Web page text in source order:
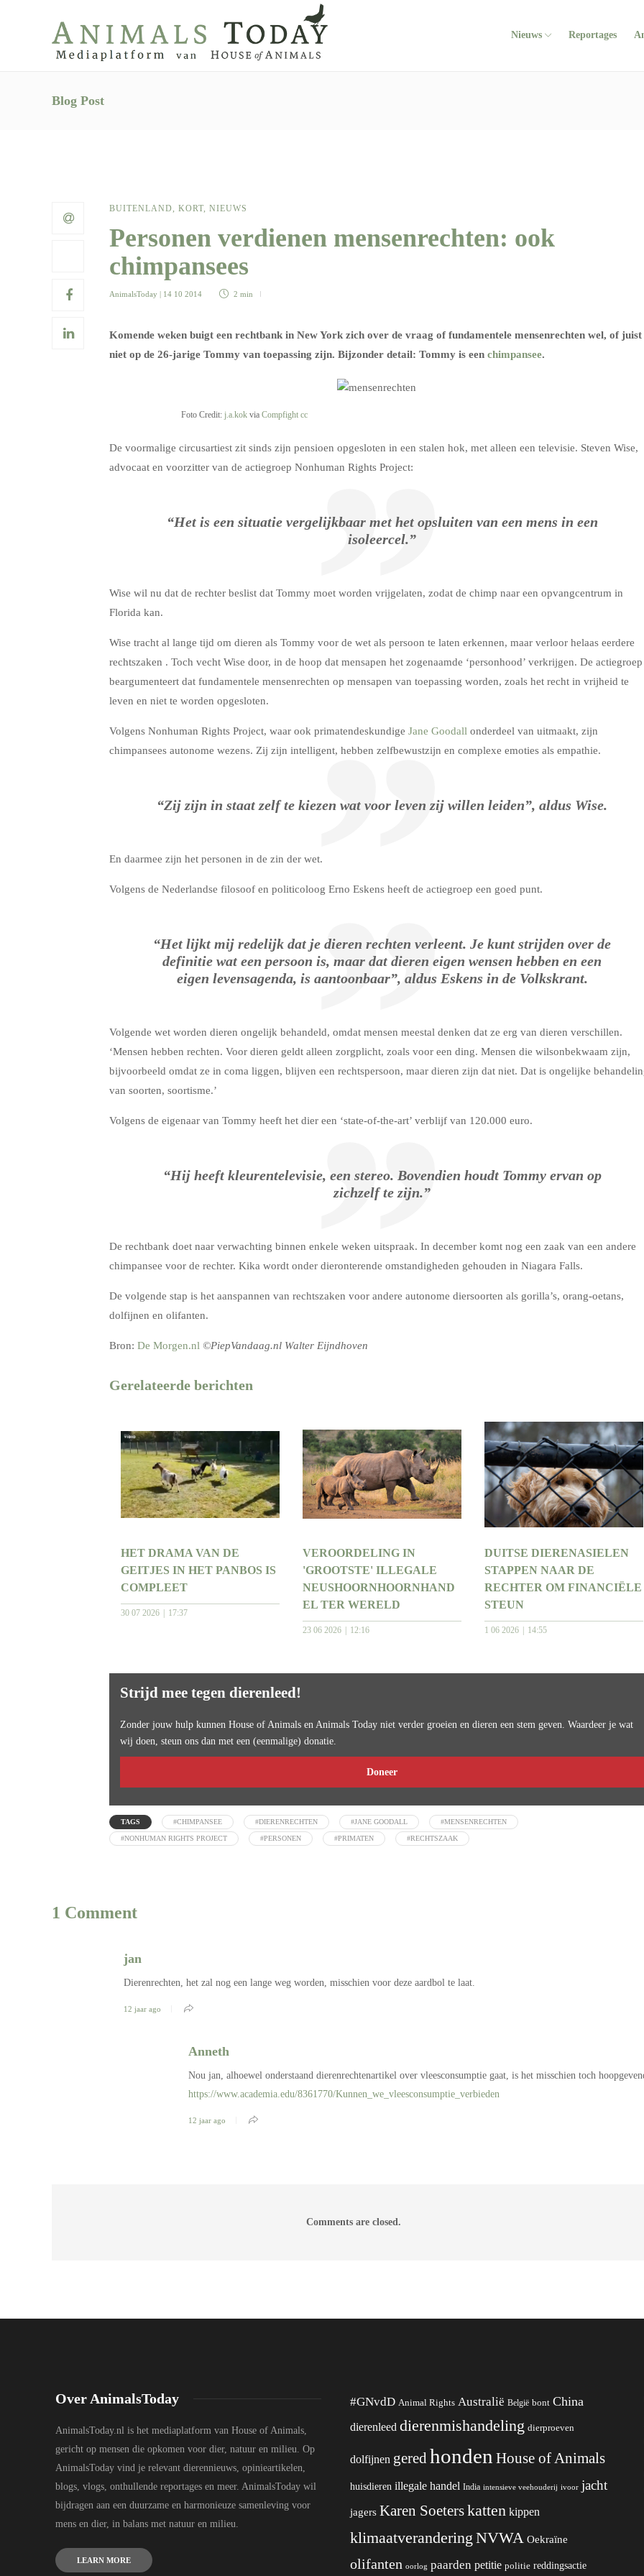
Nieuws Reportages
Blog Post
BUITENLAND, KORT, NIEUWS
Personen verdienen mensenrechten: ook
chimpansees
AnimalsToday | 14 10 2014 2 min
Komende weken buigt een rechtbank in New York zich over de vraag of fundamentele mensenrechten wel, of juist
niet op de 26-jarige Tommy van toepassing zijn. Bijzonder detail: Tommy is een chimpansee.
Foto Credit: j.a.kokvia Compfight cc
De voormalige circusartiest zit sinds zijn pensioen opgesloten in een stalen hok, met alleen een televisie. Steven Wise,
advocaat en voorzitter van de actiegroep Nonhuman Rights Project:
“Het is een situatie vergelijkbaar met het opsluiten van een mens in een
isoleercel.”
Wise wil nu dat de rechter beslist dat Tommy moet worden vrijgelaten, zodat de chimp naar een opvangcentrum in
Florida kan.
Wise tracht al lange tijd om dieren als Tommy voor de wet als persoon te laten erkennen, maar verloor helaas eerdere
rechtszaken . Toch vecht Wise door, in de hoop dat mensapen het zogenaamde ‘personhood’ verkrijgen. De actiegroep
beargumenteert dat fundamentele mensenrechten op mensapen van toepassing worden, zoals het recht in vrijheid te
leven en niet te worden opgesloten.
Volgens Nonhuman Rights Project, waar ook primatendeskundige Jane Goodall onderdeel van uitmaakt, zijn
chimpansees autonome wezens. Zij zijn intelligent, hebben zelfbewustzijn en complexe emoties als empathie.
“Zij zijn in staat zelf te kiezen wat voor leven zij willen leiden”, aldus Wise.
En daarmee zijn het personen in de zin der wet.
Volgens de Nederlandse filosoof en politicoloog Erno Eskens heeft de actiegroep een goed punt.
“Het lijkt mij redelijk dat je dieren rechten verleent. Je kunt strijden over de
definitie wat een persoon is, maar dat dieren eigen wensen hebben en een
eigen levensagenda, is aantoonbaar”, aldus Eskens in de Volkskrant.
Volgende wet worden dieren ongelijk behandeld, omdat mensen meestal denken dat ze erg van dieren verschillen.
‘Mensen hebben rechten. Voor dieren geldt alleen zorgplicht, zoals voor een ding. Mensen die wilsonbekwaam zijn,
bijvoorbeeld omdat ze in coma liggen, blijven een rechtspersoon, maar dieren zijn dat niet. Dat is ongelijke
van soorten, soortisme.’
Volgens de eigenaar van Tommy heeft het dier een ‘state-of-the-art’ verblijf van 120.000 euro.
“Hij heeft kleurentelevisie, een stereo. Bovendien houdt Tommy ervan op
zichzelf te zijn.”
De rechtbank doet naar verwachting binnen enkele weken uitspraak. In december komt nog een zaak van een andere
chimpansee voor de rechter. Kika wordt onder dieronterende omstandigheden gehouden in Niagara Falls.
De volgende stap is het aanspannen van rechtszaken voor andere autonome diersoorten als gorilla’s, orang-oetans,
dolfijnen en olifanten.
Bron: De Morgen.nl ©PiepVandaag.nl Walter Eijndhoven
Gerelateerde berichten
HET DRAMA VAN DE
GEITJES IN HET PANBOS IS
COMPLEET
30 07 2026 17:37
VEROORDELING IN
'GROOTSTE' ILLEGALE
NEUSHOORNHOORNHAND
EL TER WERELD
23 06 2026 12:16
DUITSE DIERENASIELEN
STAPPEN NAAR DE
RECHTER OM FINANCIËLE
STEUN
1 06 2026 14:55
Strijd mee tegen dierenleed!
Zonder jouw hulp kunnen House of Animals en Animals Today niet verder groeien en dieren een stem geven. Waardeer je wat
wij doen, steun ons dan met een (eenmalige) donatie.
Doneer
TAGS #CHIMPANSEE #DIERENRECHTEN #JANE GOODALL #MENSENRECHTEN
#NONHUMAN RIGHTS PROJECT #PERSONEN #PRIMATEN #RECHTSZAAK
1 Comment
jan
Dierenrechten, het zal nog een lange weg worden, misschien voor deze aardbol te laat.
12 jaar ago
Anneth
Nou jan, alhoewel onderstaand dierenrechtenartikel over vleesconsumptie gaat, is het misschien toch
https://www.academia.edu/8361770/Kunnen_we_vleesconsumptie_verbieden
12 jaar ago
Comments are closed.
Over AnimalsToday
AnimalsToday.nl is het mediaplatform van House of Animals,
gericht op mensen die opkomen voor dier, natuur en milieu. Op
AnimalsToday vind je relevant dierennieuws, opinieartikelen,
blogs, vlogs, onthullende reportages en meer. AnimalsToday wil
bijdragen aan een duurzame en harmonieuze samenleving voor
mens en dier, in balans met natuur en milieu.
LEARN MORE
#GNvdD Animal Rights Australië België bont China
dierenleed dierenmishandeling dierproeven
dolfijnen geredhonden House of Animals
huisdieren illegale handel India intensieve veehouderij ivoor jacht
jagers Karen Soeterskatten kippen
klimaatverandering NVWA Oekraïne
olifanten oorlog paarden petitie politie reddingsactie